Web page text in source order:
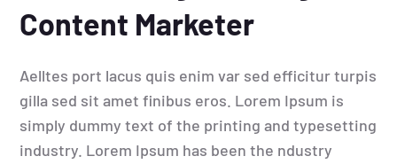
Content Marketer
Aelltes port lacus quis enim var sed efficitur turpis
gilla sed sit amet finibus eros. Lorem Ipsum is
simply dummy text of the printing and typesetting
industry. Lorem Ipsum has been the ndustry